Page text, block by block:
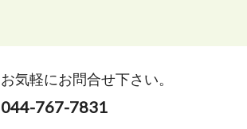
お気軽にお問合せ下さい。
044-767-7831